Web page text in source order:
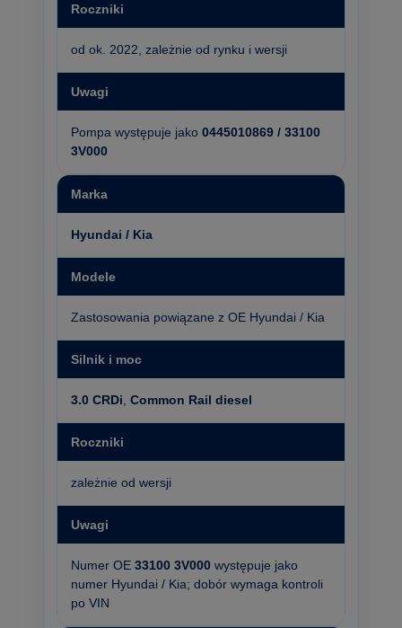
Roczniki
od ok. 2022, zależnie od rynku i wersji
Uwagi
Pompa występuje jako 0445010869 / 33100
3V000
Marka
Hyundai / Kia
Modele
Zastosowania powiązane z OE Hyundai / Kia
Silnik i moc
3.0 CRDi Common Rail diesel
Roczniki
zależnie od wersji
Uwagi
Numer OE 33100 3V000 występuje jako
numer Hyundai / Kia; dobór wymaga kontroli
po VIN